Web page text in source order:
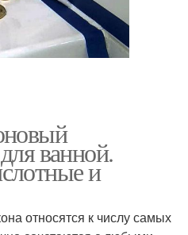
ванной.
и
относятся к числу самых